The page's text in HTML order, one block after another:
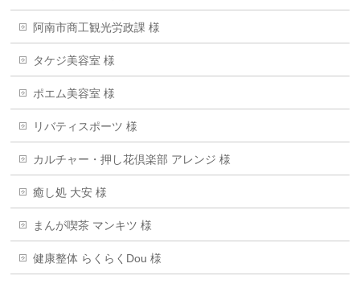
阿南市商工観光労政課 様
タケジ美容室 様
ポエム美容室 様
リバティスポーツ 様
カルチャー・押し花倶楽部 アレンジ 様
癒し処 大安 様
まんが喫茶 マンキツ 様
健康整体 らくらくDou 様